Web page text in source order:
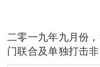
二零一九年九月份
门联合及单独打击